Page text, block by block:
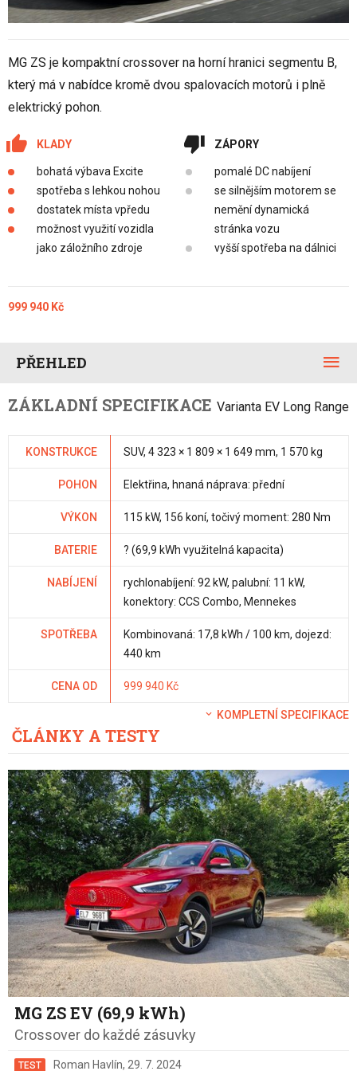
MG ZS je kompaktní crossover na horní hranici segmentu B,
který má v nabídce kromě dvou spalovacích motorů i plně
elektrický pohon.
KLADY
bohatá výbava Excite
spotřeba s lehkou nohou
dostatek místa vpředu
možnost využití vozidla
jako záložního zdroje
ZÁPORY
pomalé DC nabíjení
se silnějším motorem se
nemění dynamická
stránka vozu
vyšší spotřeba na dálnici
999 940 Kč
PŘEHLED
ZÁKLADNÍ SPECIFIKACE Varianta EV Long Range
KONSTRUKCE SUV, 4 323 × 1 809 × 1 649 mm, 1 570 kg
POHON Elektřina, hnaná náprava: přední
VÝKON 115 kW, 156 koní, točivý moment: 280 Nm
BATERIE ? (69,9 kWh využitelná kapacita)
NABÍJENÍ
rychlonabíjení: 92 kW, palubní: 11 kW,
konektory: CCS Combo, Mennekes
SPOTŘEBA
Kombinovaná: 17,8 kWh / 100 km, dojezd:
440 km
CENA OD 999 940 Kč
KOMPLETNÍ SPECIFIKACE
ČLÁNKY A TESTY
MG ZS EV (69,9 kWh)
Crossover do každé zásuvky
TEST Roman Havlín, 29. 7. 2024